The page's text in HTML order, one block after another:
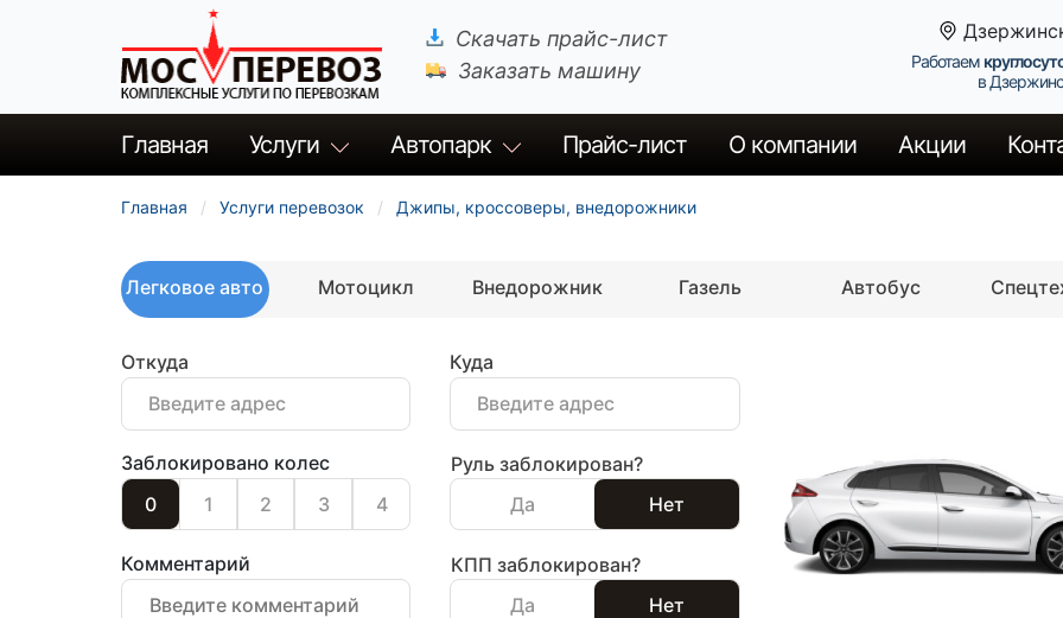
Скачать прайс-лист
Заказать машину
Работаем
в
Главная Услуги Автопарк Прайс-лист О компании Акции
Главная Услуги перевозок Джипы, кроссоверы, внедорожники
Легковое авто Мотоцикл Внедорожник Газель Автобус
Откуда Куда
Заблокировано колес
0
1 2 3 4
Руль заблокирован?
Да
Нет
Комментарий
КПП заблокирован?
Да
Нет